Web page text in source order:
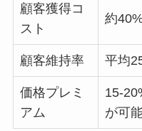
顧客獲得コ
スト
約
顧客維持率 平均
価格プレミ
アム
15-
が可